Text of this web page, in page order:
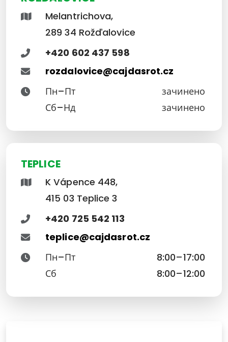
Melantrichova,
289 34 Rožďalovice
+420 602 437 598
rozdalovice@cajdasrot.cz
Пн–Пт
зачинено
Сб–Нд
зачинено
TEPLICE
K Vápence 448,
415 03 Teplice 3
+420 725 542 113
teplice@cajdasrot.cz
Пн–Пт
8:00–17:00
Сб
8:00–12:00